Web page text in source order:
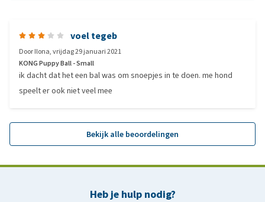
voel tegeb
DoorIlona,vrijdag 29 januari 2021
KONG Puppy Ball - Small
ik dacht dat het een bal was om snoepjes in te doen. me hond
speelt er ook niet veel mee
Bekijk alle beoordelingen
Heb je hulp nodig?